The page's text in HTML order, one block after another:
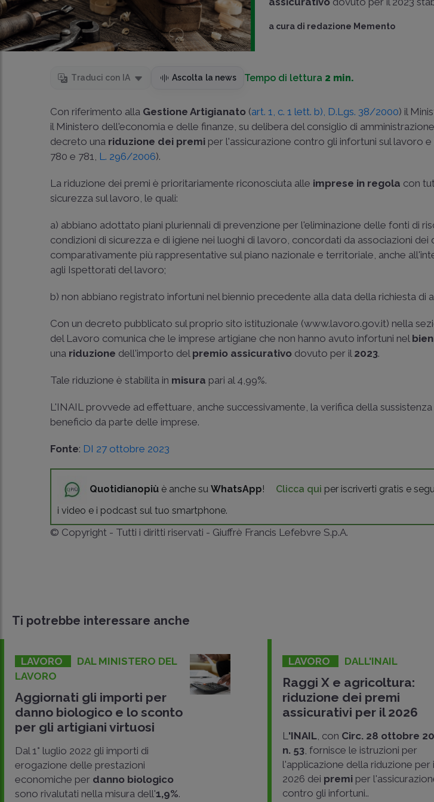
a cura di redazione Memento
CONDIVIDI
Traduci con IA Ascolta la news Tempo di lettura 2 min.
Con riferimento alla Gestione Artigianato (art. 1, c. 1 lett. b), D.Lgs. 38/2000) il
il Ministero dell'economia e delle finanze, su delibera del consiglio di
decreto una riduzione dei premi per l'assicurazione contro gli infortuni sul lavoro
780 e 781, L. 296/2006).
La riduzione dei premi è prioritariamente riconosciuta alle imprese in regola con
sicurezza sul lavoro, le quali:
a) abbiano adottato piani pluriennali di prevenzione per l'eliminazione delle fonti di
condizioni di sicurezza e di igiene nei luoghi di lavoro, concordati da associazioni
comparativamente più rappresentative sul piano nazionale e territoriale, anche
agli Ispettorati del lavoro;
b) non abbiano registrato infortuni nel biennio precedente alla data della richiesta di
Con un decreto pubblicato sul proprio sito istituzionale (www.lavoro.gov.it) nella
del Lavoro comunica che le imprese artigiane che non hanno avuto infortuni nel
una riduzione dell'importo del premio assicurativo dovuto per il 2023.
Tale riduzione è stabilita in misura pari al 4,99%.
L'INAIL provvede ad effettuare, anche successivamente, la verifica della
beneficio da parte delle imprese.
Fonte: DI 27 ottobre 2023
Quotidianopiù è anche suWhatsApp! Clicca qui per iscriverti gratis e
i video e i podcast sul tuo smartphone.
© Copyright - Tutti i diritti riservati - Giuffrè Francis Lefebvre S.p.A.
Ti potrebbe interessare anche
LAVORO
DAL MINISTERO DEL
LAVORO
Aggiornati gli importi per
danno biologico e lo sconto
per gli artigiani virtuosi
Dal 1° luglio 2022 gli importi di
erogazione delle prestazioni
economiche per danno biologico
sono rivalutati nella misura dell'1,9%.
LAVORO DALL'INAIL
Raggi X e agricoltura:
riduzione dei premi
assicurativi per il 2026
L'INAIL, con Circ. 28 ottobre
n. 53, fornisce le istruzioni per
l'applicazione della riduzione per
2026 dei premi per
contro gli infortuni..